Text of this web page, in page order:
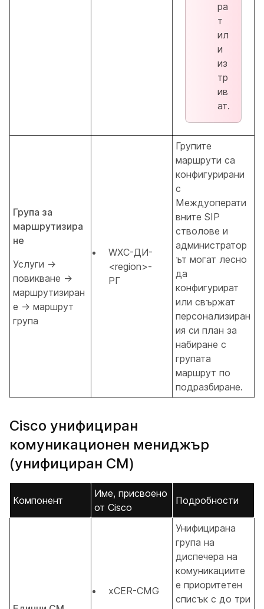
ра
т
ил
и
из
тр
ив
ат.
Група за
маршрутизира
не
Услуги →
повикване →
маршрутизиран
е → маршрут
група
WXC-ДИ-
<region>-
РГ
Групите
маршрути са
конфигурирани
с
Междуоперати
вните SIP
стволове и
администратор
ът могат лесно
да
конфигурират
или свържат
персонализиран
ия си план за
набиране с
групата
маршрут по
подразбиране.
Cisco унифициран
комуникационен мениджър
(унифициран CM)
Компонент
Име, присвоено
от Cisco
Подробности
xCER-CMG
Унифицирана
група на
диспечера на
комуникациите
е приоритетен
списък с до три